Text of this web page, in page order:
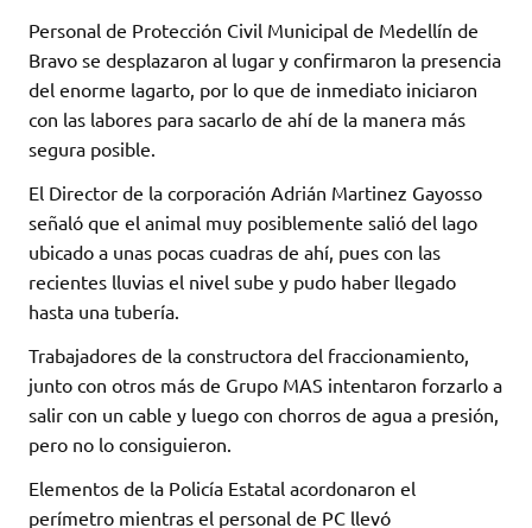
Personal de Protección Civil Municipal de Medellín de
Bravo se desplazaron al lugar y confirmaron la presencia
del enorme lagarto, por lo que de inmediato iniciaron
con las labores para sacarlo de ahí de la manera más
segura posible.
El Director de la corporación Adrián Martinez Gayosso
señaló que el animal muy posiblemente salió del lago
ubicado a unas pocas cuadras de ahí, pues con las
recientes lluvias el nivel sube y pudo haber llegado
hasta una tubería.
Trabajadores de la constructora del fraccionamiento,
junto con otros más de Grupo MAS intentaron forzarlo a
salir con un cable y luego con chorros de agua a presión,
pero no lo consiguieron.
Elementos de la Policía Estatal acordonaron el
perímetro mientras el personal de PC llevó